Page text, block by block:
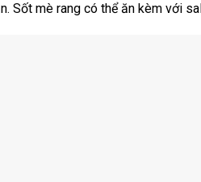
Sốt mè rang có thể ăn kèm với